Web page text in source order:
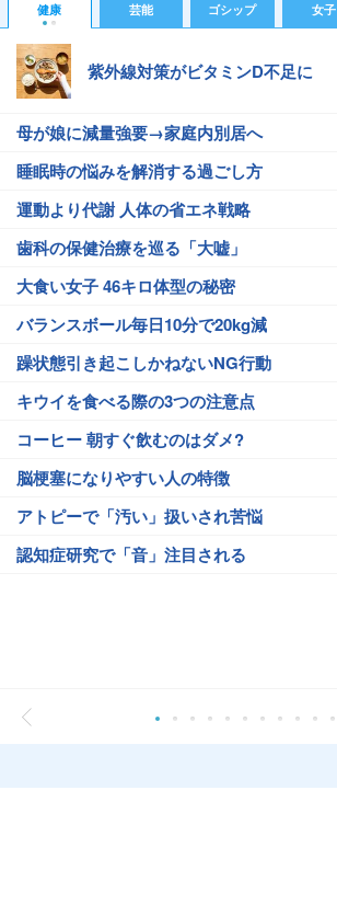
健康 芸能 ゴシップ 女子
紫外線対策がビタミンD不足に
母が娘に減量強要→家庭内別居へ
睡眠時の悩みを解消する過ごし方
運動より代謝 人体の省エネ戦略
歯科の保健治療を巡る「大嘘」
大食い女子 46キロ体型の秘密
バランスボール毎日10分で20kg減
躁状態引き起こしかねないNG行動
キウイを食べる際の3つの注意点
コーヒー 朝すぐ飲むのはダメ?
脳梗塞になりやすい人の特徴
アトピーで「汚い」扱いされ苦悩
認知症研究で「音」注目される